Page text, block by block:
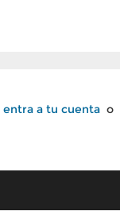
entra a tu cuenta o